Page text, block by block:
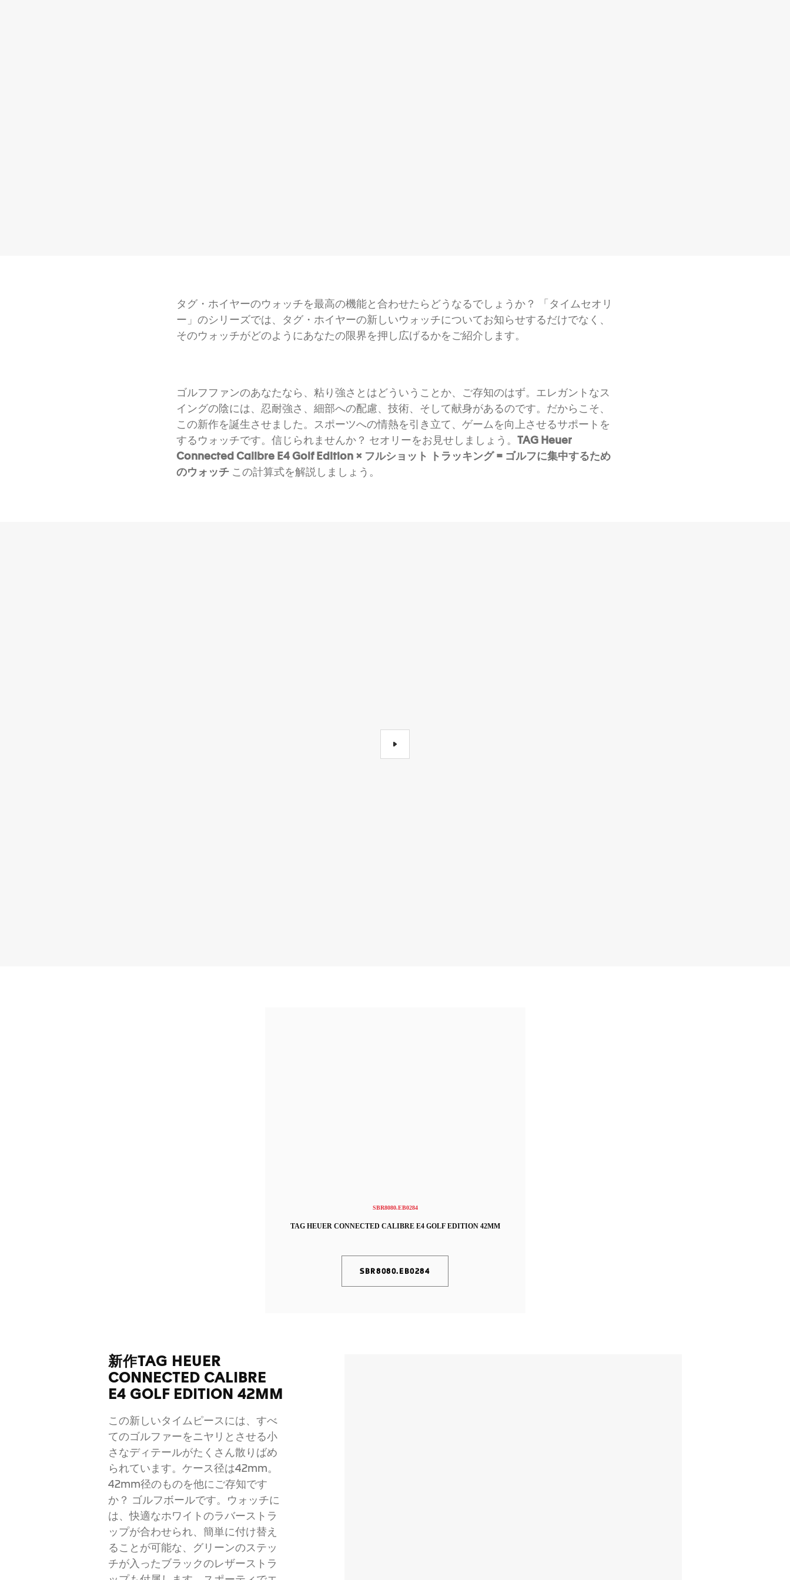
タグ・ホイヤーのウォッチを最高の機能と合わせたらどうなるでしょうか？ 「タイムセオリ
ー」のシリーズでは、タグ・ホイヤーの新しいウォッチについてお知らせするだけでなく、
そのウォッチがどのようにあなたの限界を押し広げるかをご紹介します。
ゴルフファンのあなたなら、粘り強さとはどういうことか、ご存知のはず。エレガントなス
イングの陰には、忍耐強さ、細部への配慮、技術、そして献身があるのです。だからこそ、
この新作を誕生させました。スポーツへの情熱を引き立て、ゲームを向上させるサポートを
するウォッチです。信じられませんか？ セオリーをお見せしましょう。
TAG Heuer
Connected Calibre E4 Golf Edition × フルショット トラッキング = ゴルフに集中するため
のウォッチこの計算式を解説しましょう。
SBR8080.EB0284
TAG HEUER CONNECTED CALIBRE E4 GOLF EDITION 42MM
SBR8080.EB0284
新作TAG HEUER
CONNECTED CALIBRE
E4 GOLF EDITION 42MM
この新しいタイムピースには、すべ
てのゴルファーをニヤリとさせる小
さなディテールがたくさん散りばめ
られています。ケース径は42mm。
42mm径のものを他にご存知です
か？ ゴルフボールです。ウォッチに
は、快適なホワイトのラバーストラ
ップが合わせられ、簡単に付け替え
ることが可能な、グリーンのステッ
チが入ったブラックのレザーストラ